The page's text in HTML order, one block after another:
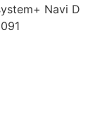
Navi D